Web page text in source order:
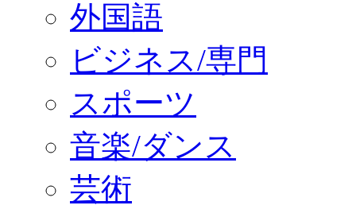
外国語
ビジネス/専門
スポーツ
音楽/ダンス
芸術